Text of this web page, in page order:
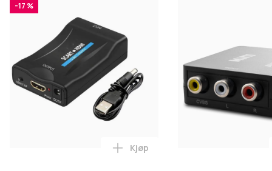
-17 %
Legg SCART til HDMI-omformer
Kjøp